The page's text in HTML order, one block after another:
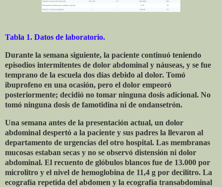
Tabla 1. Datos de laboratorio.
Durante la semana siguiente, la paciente continuó teniendo
episodios intermitentes de dolor abdominal y náuseas, y se fue
temprano de la escuela dos días debido al dolor. Tomó
ibuprofeno en una ocasión, pero el dolor empeoró
posteriormente; decidió no tomar ninguna dosis adicional. No
tomó ninguna dosis de famotidina ni de ondansetrón.
Una semana antes de la presentación actual, un dolor
abdominal despertó a la paciente y sus padres la llevaron al
departamento de urgencias del otro hospital. Las membranas
mucosas estaban secas y no se observó distensión ni dolor
abdominal. El recuento de glóbulos blancos fue de 13.000 por
microlitro y el nivel de hemoglobina de 11,4 g por decilitro. La
ecografía repetida del abdomen y la ecografía transabdominal